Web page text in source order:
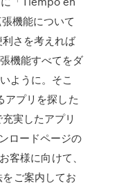
機能について
さを考えれば
機能すべてをダ
ように。そこ
プリを探した
実したアプリ
ロードページの
客様に向けて、
ご案内してお